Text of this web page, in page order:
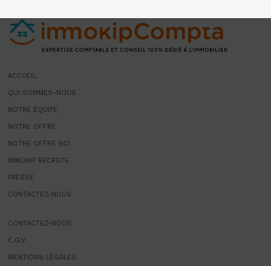
ACCUEIL
QUI SOMMES-NOUS
NOTRE ÉQUIPE
NOTRE OFFRE
NOTRE OFFRE SCI
IMMOKIP RECRUTE
PRESSE
CONTACTEZ-NOUS
CONTACTEZ-NOUS
C.G.V.
MENTIONS LÉGALES